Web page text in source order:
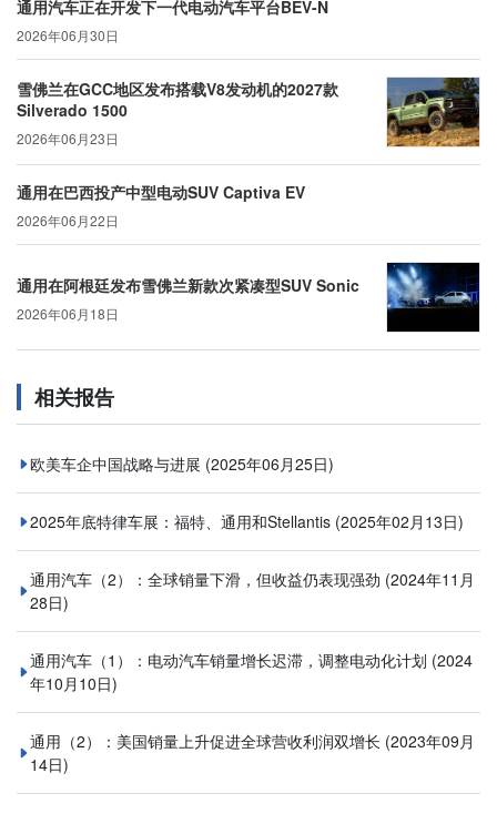
通用汽车正在开发下一代电动汽车平台BEV-N
2026年06月30日
雪佛兰在GCC地区发布搭载V8发动机的2027款
Silverado 1500
2026年06月23日
通用在巴西投产中型电动SUV Captiva EV
2026年06月22日
通用在阿根廷发布雪佛兰新款次紧凑型SUV Sonic
2026年06月18日
相关报告
欧美车企中国战略与进展 (2025年06月25日)
2025年底特律车展：福特、通用和Stellantis (2025年02月13日)
通用汽车（2）：全球销量下滑，但收益仍表现强劲 (2024年11月
28日)
通用汽车（1）：电动汽车销量增长迟滞，调整电动化计划 (2024
年10月10日)
通用（2）：美国销量上升促进全球营收利润双增长 (2023年09月
14日)